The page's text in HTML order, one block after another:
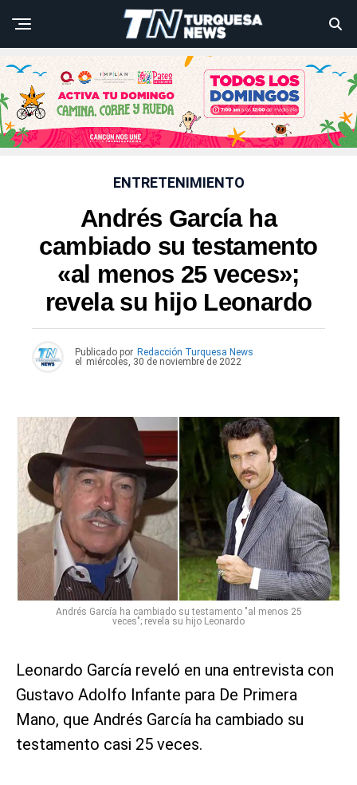
ENTRETENIMIENTO
Andrés García ha
cambiado su testamento
«al menos 25 veces»;
revela su hijo Leonardo
Publicado por Redacción Turquesa News
el
miércoles, 30 de noviembre de 2022
Andrés García ha cambiado su testamento "al menos 25
veces"; revela su hijo Leonardo
Leonardo García reveló en una entrevista con
Gustavo Adolfo Infante para De Primera
Mano, que Andrés García ha cambiado su
testamento casi 25 veces.